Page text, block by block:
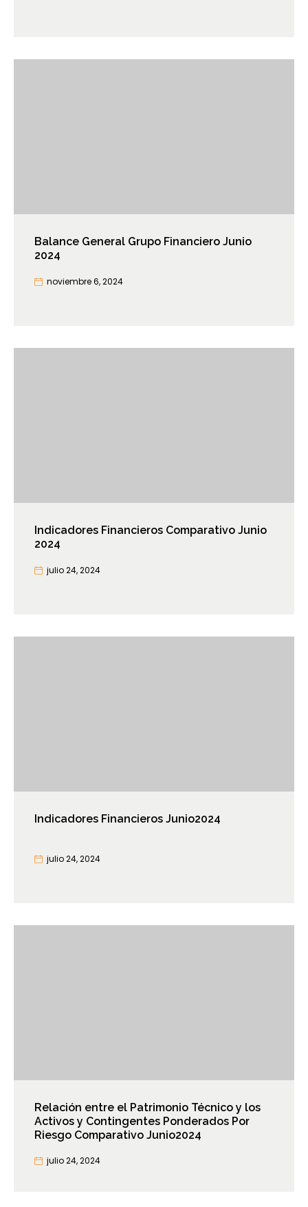
Balance General Grupo Financiero Junio
2024
noviembre 6, 2024
Indicadores Financieros Comparativo Junio
2024
julio 24, 2024
Indicadores Financieros Junio2024
julio 24, 2024
Relación entre el Patrimonio Técnico y los
Activos y Contingentes Ponderados Por
Riesgo Comparativo Junio2024
julio 24, 2024